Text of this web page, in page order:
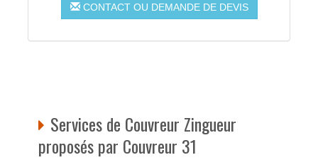
CONTACT OU DEMANDE DE DEVIS
Services de Couvreur Zingueur
proposés par Couvreur 31